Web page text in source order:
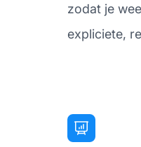
zodat je
expliciete,